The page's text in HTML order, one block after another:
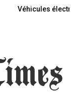
Véhicules